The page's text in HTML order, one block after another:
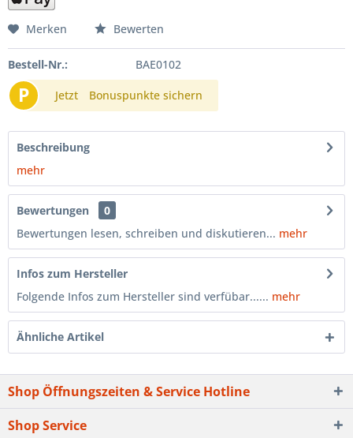
Merken Bewerten
Bestell-Nr.: BAE0102
P Jetzt Bonuspunkte sichern
Beschreibung
mehr
Bewertungen
0
Bewertungen lesen, schreiben und diskutieren... mehr
Infos zum Hersteller
Folgende Infos zum Hersteller sind verfübar...... mehr
Ähnliche Artikel
Shop Öffnungszeiten & Service Hotline
Shop Service